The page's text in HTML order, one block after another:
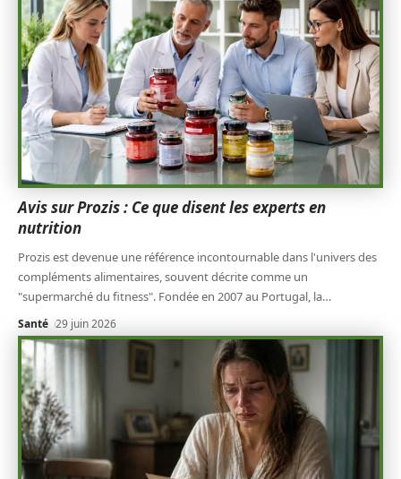
Avis sur Prozis : Ce que disent les experts en
nutrition
Prozis est devenue une référence incontournable dans l'univers des
compléments alimentaires, souvent décrite comme un
"supermarché du fitness". Fondée en 2007 au Portugal, la…
Santé 29 juin 2026